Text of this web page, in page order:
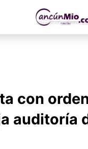
con
auditoría